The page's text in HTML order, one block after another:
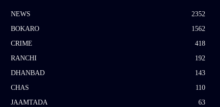
NEWS
2352
BOKARO
1562
CRIME
418
RANCHI
192
DHANBAD
143
CHAS
110
JAAMTADA
63